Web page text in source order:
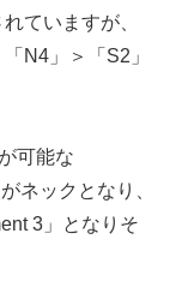
ていますが、
N4」＞「S2」
可能な
ネックとなり、
3」となりそ